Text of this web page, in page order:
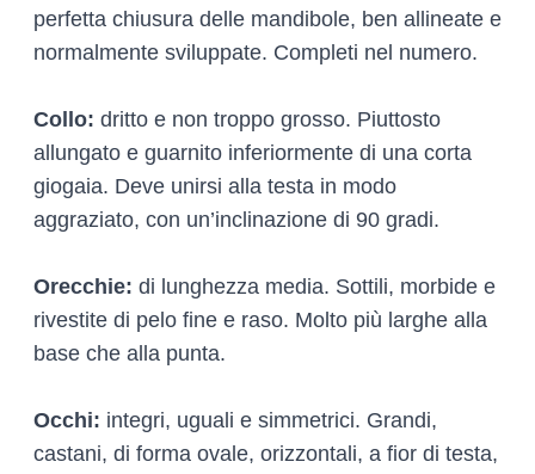
perfetta chiusura delle mandibole, ben allineate e
normalmente sviluppate. Completi nel numero.
Collo: dritto e non troppo grosso. Piuttosto
allungato e guarnito inferiormente di una corta
giogaia. Deve unirsi alla testa in modo
aggraziato, con un’inclinazione di 90 gradi.
Orecchie: di lunghezza media. Sottili, morbide e
rivestite di pelo fine e raso. Molto più larghe alla
base che alla punta.
Occhi: integri, uguali e simmetrici. Grandi,
castani, di forma ovale, orizzontali, a fior di testa,